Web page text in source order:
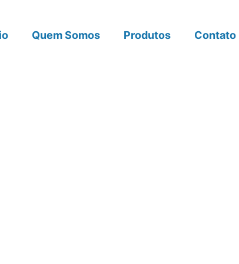
Quem Somos Produtos Contato